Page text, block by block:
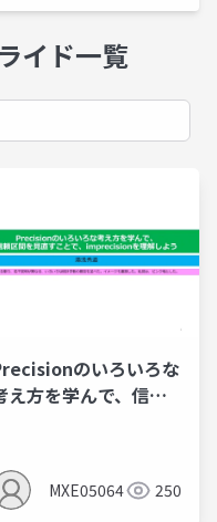
イド一覧
のいろいろな
え方を学んで、信頼
う
MXE05064 250